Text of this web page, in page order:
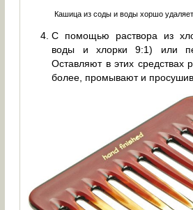
Кашица из соды и воды хоршо
С помощью раствора из
воды и хлорки 9:1) или
Оставляют в этих средствах
более, промывают и